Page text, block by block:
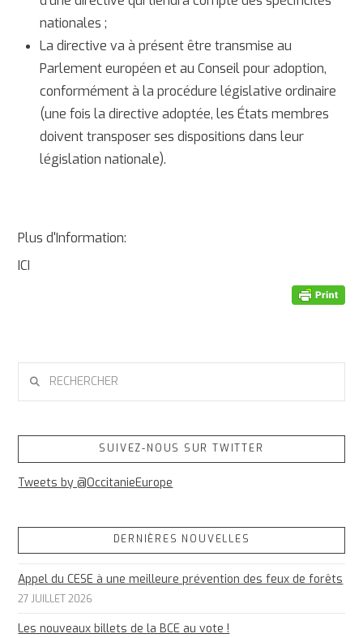
nationales ;
La directive va à présent être transmise au
Parlement européen et au Conseil pour adoption,
conformément à la procédure législative ordinaire
(une fois la directive adoptée, les États membres
doivent transposer ses dispositions dans leur
législation nationale).
Plus d'Information:
ICI
SUIVEZ-NOUS SUR TWITTER
Tweets by @OccitanieEurope
DERNIÈRES NOUVELLES
Appel du CESE à une meilleure prévention des feux de forêts
27 JUILLET 2026
Les nouveaux billets de la BCE au vote !